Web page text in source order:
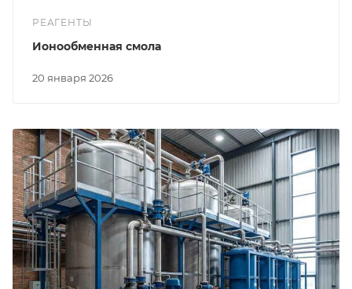
РЕАГЕНТЫ
20 января 2026
Ионообменная смола